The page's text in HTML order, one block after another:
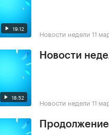
19:12 Новости недели 11
18:52
Новости
Новости недели 11
Продолжение